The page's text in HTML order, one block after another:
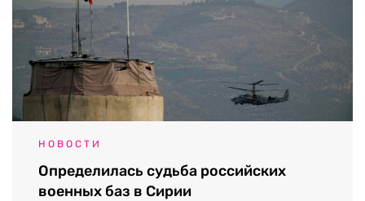
НОВОСТИ
Определилась судьба российских
военных баз в Сирии